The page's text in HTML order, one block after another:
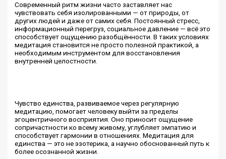
Современный ритм жизни часто заставляет нас
чувствовать себя изолированными — от природы, от
других людей и даже от самих себя. Постоянный стресс,
информационный перегруз, социальное давление — всё это
способствует ощущению разобщённости. В таких условиях
медитация становится не просто полезной практикой, а
необходимым инструментом для восстановления
внутренней целостности.
Чувство единства, развиваемое через регулярную
медитацию, помогает человеку выйти за пределы
эгоцентричного восприятия. Оно приносит ощущение
сопричастности ко всему живому, углубляет эмпатию и
способствует гармонии в отношениях. Медитация для
единства — это не эзотерика, а научно обоснованный путь к
более осознанной жизни.